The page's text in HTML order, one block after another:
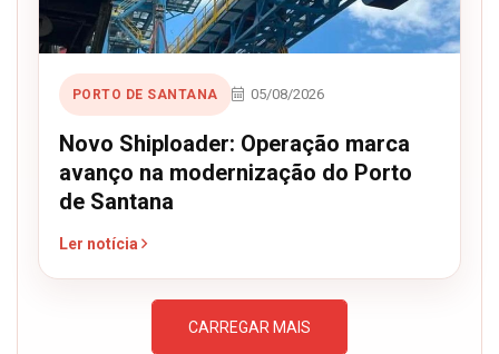
PORTO DE SANTANA 05/08/2026
Novo Shiploader: Operação marca
avanço na modernização do Porto
de Santana
Ler notícia
CARREGAR MAIS